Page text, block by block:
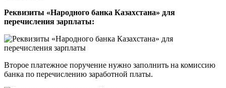
Реквизиты «Народного банка Казахстана» для
перечисления зарплаты:
Второе платежное поручение нужно заполнить на комиссию
банка по перечислению заработной платы.